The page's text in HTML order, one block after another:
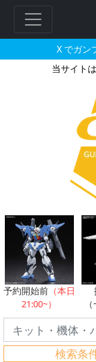
X でガン
当サイト
ビックカ
予約開始前（本日
21:00~）
検索条